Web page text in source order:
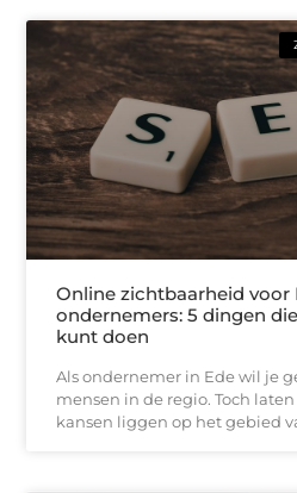
Online zichtbaarheid voor
ondernemers: 5 dingen
kunt doen
Als ondernemer in Ede wil je
mensen in de regio. Toch
kansen liggen op het gebied